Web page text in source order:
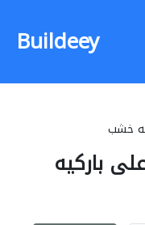
Buildeey
خشب
باركيه